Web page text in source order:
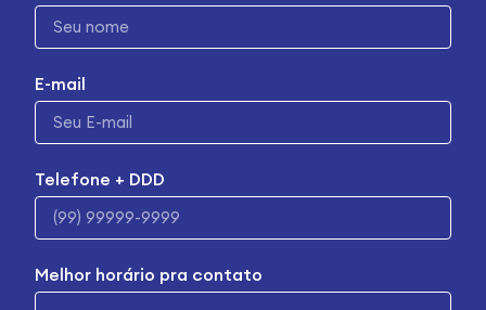
E-mail
Telefone + DDD
Melhor horário pra contato